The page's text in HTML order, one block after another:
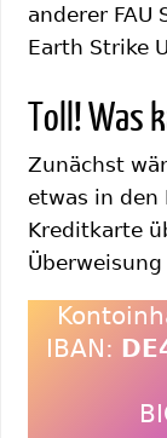
anderer FAU
Earth Strike
Toll! Was
Zunächst
etwas in
Kreditkarte
IBAN: